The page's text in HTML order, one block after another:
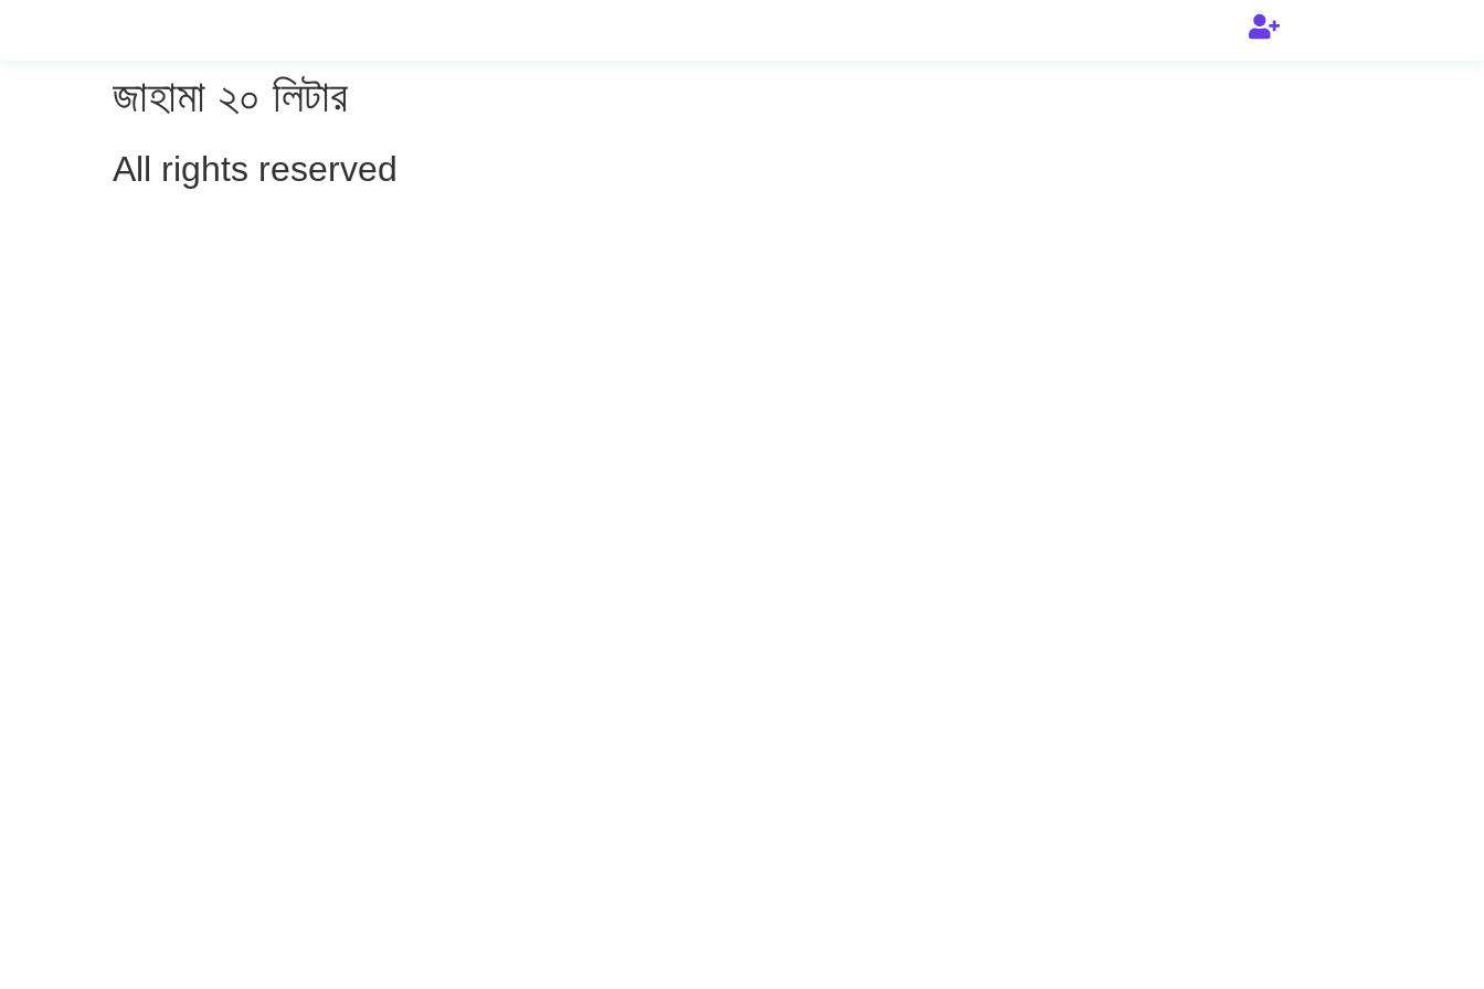
জাহামা ২০ লিটার
All rights reserved